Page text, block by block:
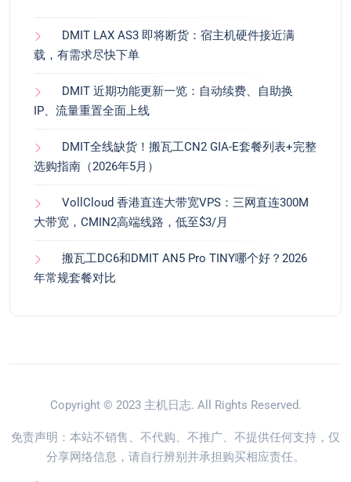
DMIT LAX AS3 即将断货：宿主机硬件接近满
载，有需求尽快下单
DMIT 近期功能更新一览：自动续费、自助换
IP、流量重置全面上线
DMIT全线缺货！搬瓦工CN2 GIA-E套餐列表+完整
选购指南（2026年5月）
VollCloud 香港直连大带宽VPS：三网直连300M
大带宽，CMIN2高端线路，低至$3/月
搬瓦工DC6和DMIT AN5 Pro TINY哪个好？2026
年常规套餐对比
Copyright © 2023 主机日志. All Rights Reserved.
免责声明：本站不销售、不代购、不推广、不提供任何支持，仅
分享网络信息，请自行辨别并承担购买相应责任。